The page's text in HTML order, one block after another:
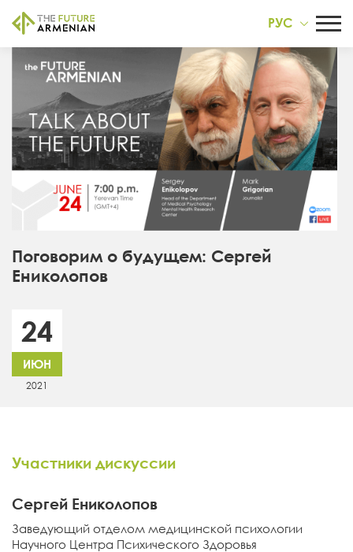
РУС
Поговорим о будущем: Сергей
Ениколопов
24
ИЮН
2021
Участники дискуссии
Сергей Ениколопов
Заведующий отделом медицинской психологии
Научного Центра Психического Здоровья